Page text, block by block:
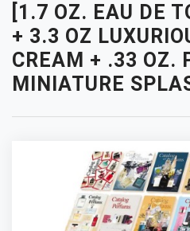
[1.7 OZ. EAU DE
+ 3.3 OZ
CREAM + .33 OZ.
MINIATURE